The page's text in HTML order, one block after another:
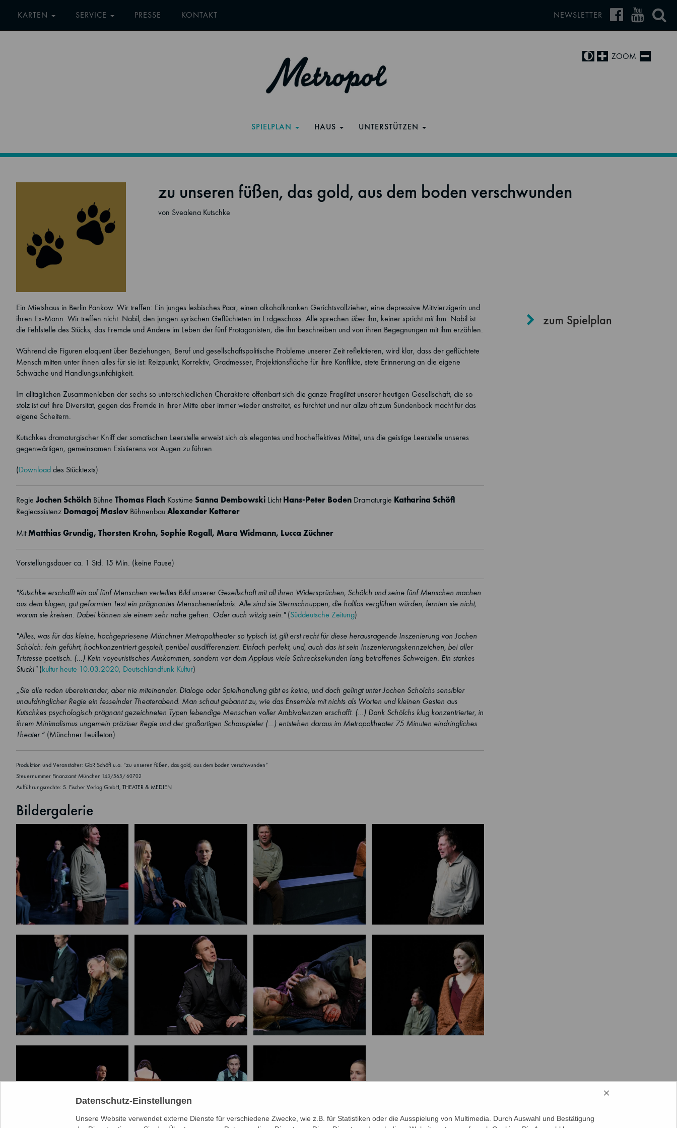
KARTEN SERVICE PRESSE KONTAKT NEWSLETTER
ZOOM
SPIELPLAN HAUS UNTERSTÜTZEN
zu unseren füßen, das gold, aus dem boden verschwunden
von Svealena Kutschke
Ein Mietshaus in Berlin Pankow. Wir treffen: Ein junges lesbisches Paar, einen alkoholkranken Gerichtsvollzieher, eine depressive Mittvierzigerin und
ihren Ex-Mann. Wir treffen nicht: Nabil, den jungen syrischen Geflüchteten im Erdgeschoss. Alle sprechen überihn, keiner spricht mitihm. Nabil ist
die Fehlstelle des Stücks, das Fremde und Andere im Leben der fünf Protagonisten, die ihn beschreiben und von ihren Begegnungen mit ihm erzählen.
Während die Figuren eloquent über Beziehungen, Beruf und gesellschaftspolitische Probleme unserer Zeit reflektieren, wird klar, dass der geflüchtete
Mensch mitten unter ihnen alles für sie ist: Reizpunkt, Korrektiv, Gradmesser, Projektionsfläche für ihre Konflikte, stete Erinnerung an die eigene
Schwäche und Handlungsunfähigkeit.
Im alltäglichen Zusammenleben der sechs so unterschiedlichen Charaktere offenbart sich die ganze Fragilität unserer heutigen Gesellschaft, die so
stolz ist auf ihre Diversität, gegen das Fremde in ihrer Mitte aber immer wieder anstreitet, es fürchtet und nur allzu oft zum Sündenbock macht für das
eigene Scheitern.
Kutschkes dramaturgischer Kniff der somatischen Leerstelle erweist sich als elegantes und hocheffektives Mittel, uns die geistige Leerstelle unseres
gegenwärtigen, gemeinsamen Existierens vor Augen zu führen.
(Download des Stücktexts)
Regie Jochen Schölch Bühne Thomas Flach Kostüme Sanna Dembowski Licht Hans-Peter Boden Dramaturgie Katharina Schöfl
Regieassistenz Domagoj Maslov Bühnenbau Alexander Ketterer
Mit Matthias Grundig, Thorsten Krohn, Sophie Rogall, Mara Widmann, Lucca Züchner
Vorstellungsdauer ca. 1 Std. 15 Min. (keine Pause)
"Kutschke erschafft ein auf fünf Menschen verteiltes Bild unserer Gesellschaft mit all ihren Widersprüchen, Schölch und seine fünf Menschen machen
aus dem klugen, gut geformten Text ein prägnantes Menschenerlebnis. Alle sind sie Sternschnuppen, die haltlos verglühen würden, lernten sie nicht,
worum sie kreisen. Dabei können sie einem sehr nahe gehen. Oder auch witzig sein."(Süddeutsche Zeitung)
"Alles, was für das kleine, hochgepriesene Münchner Metropoltheater so typisch ist, gilt erst recht für diese herausragende Inszenierung von Jochen
Schölch: fein geführt, hochkonzentriert gespielt, penibel ausdifferenziert. Einfach perfekt, und, auch das ist sein Inszenierungskennzeichen, bei aller
Tristesse poetisch. (...) Kein voyeuristisches Auskommen, sondern vor dem Applaus viele Schrecksekunden lang betroffenes Schweigen. Ein starkes
Stück!"(kultur heute 10.03.2020, Deutschlandfunk Kultur)
„Sie alle reden übereinander, aber nie miteinander. Dialoge oder Spielhandlung gibt es keine, und doch gelingt unter Jochen Schölchs sensibler
unaufdringlicher Regie ein fesselnder Theaterabend. Man schaut gebannt zu, wie das Ensemble mit nichts als Worten und kleinen Gesten aus
Kutschkes psychologisch prägnant gezeichneten Typen lebendige Menschen voller Ambivalenzen erschafft. (…) Dank Schölchs klug konzentrierter, in
ihrem Minimalismus ungemein präziser Regie und der großartigen Schauspieler (…) entstehen daraus im Metropoltheater 75 Minuten eindringliches
Theater.“ (Münchner Feuilleton)
Produktion und Veranstalter: GbR Schöfl u.a. “zu unseren füßen, das gold, aus dem boden verschwunden”
Steuernummer Finanzamt München 143/565/ 60702
Aufführungsrechte: S. Fischer Verlag GmbH, THEATER & MEDIEN
Bildergalerie
zum Spielplan
Datenschutz-Einstellungen
×
Unsere Website verwendet externe Dienste für verschiedene Zwecke, wie z.B. für Statistiken oder die Ausspielung von Multimedia. Durch Auswahl und Bestätigung